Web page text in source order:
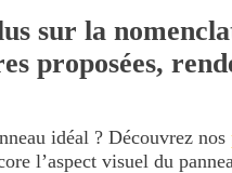
sur la
proposées,
idéal ? Découvrez nos
l’aspect visuel du